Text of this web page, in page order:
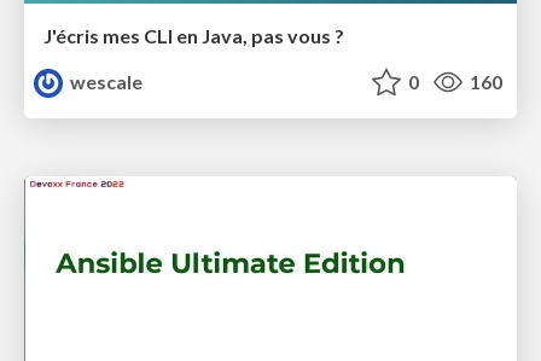
J'écris mes CLI en Java, pas vous ?
wescale
0 160